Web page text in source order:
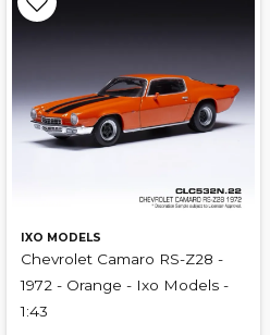
IXO MODELS
Chevrolet Camaro RS-Z28 -
1972 - Orange - Ixo Models -
1:43